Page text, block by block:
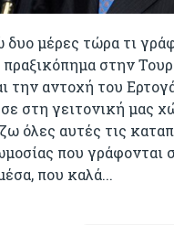
μέρες τώρα τι
στην
την αντοχή του
στη γειτονική μας
όλες αυτές τις
που γράφονται
που καλά...